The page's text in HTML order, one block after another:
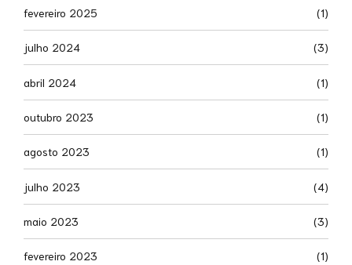
fevereiro 2025 (1)
julho 2024 (3)
abril 2024 (1)
outubro 2023 (1)
agosto 2023 (1)
julho 2023 (4)
maio 2023 (3)
fevereiro 2023 (1)